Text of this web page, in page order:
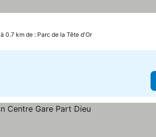
à 0.7 km de : Parc de la Tête d'Or